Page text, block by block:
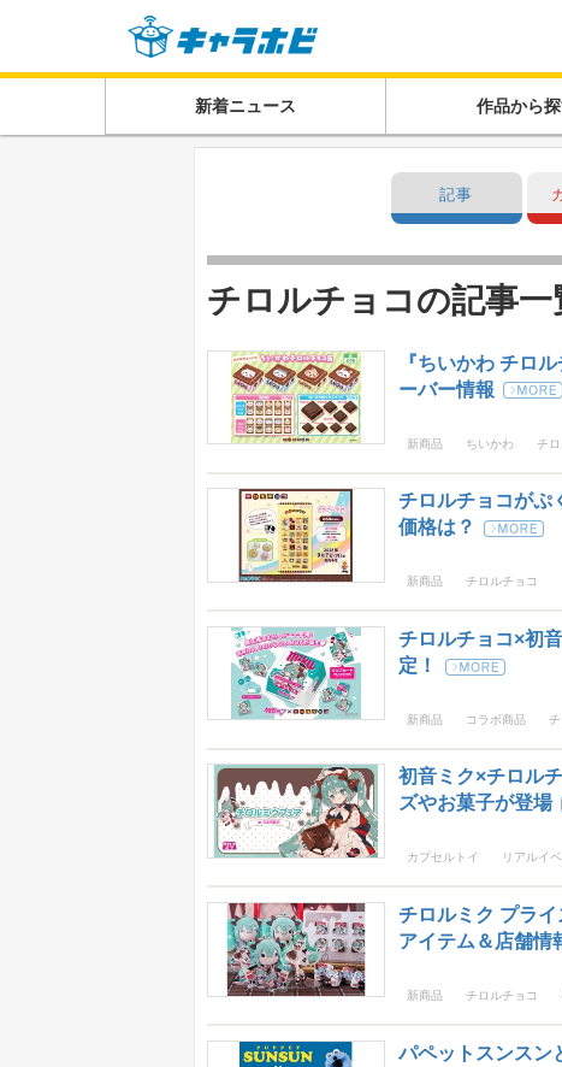
新着ニュース 作品から
記事
チロルチョコの記事一
『ちいかわ チロ
ーバー情報
新商品 ちいかわ チ
チロルチョコがぷ
価格は？
新商品 チロルチョコ
チロルチョコ×初
定！
新商品 コラボ商品
初音ミク×チロル
ズやお菓子が登場
カプセルトイ リアルイ
チロルミク プラ
アイテム＆店舗情
新商品 チロルチョコ
パペットスンスン